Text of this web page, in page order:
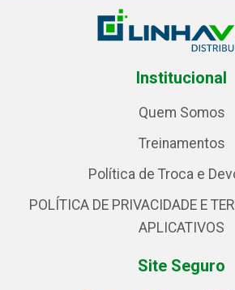
Institucional
Quem Somos
Treinamentos
Política de Troca e
POLÍTICA DE PRIVACIDADE E
APLICATIVOS
Site Seguro